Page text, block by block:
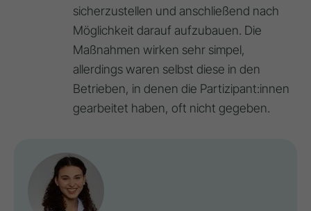
sicherzustellen und anschließend nach
Möglichkeit darauf aufzubauen. Die
Maßnahmen wirken sehr simpel,
allerdings waren selbst diese in den
Betrieben, in denen die Partizipant:innen
gearbeitet haben, oft nicht gegeben.